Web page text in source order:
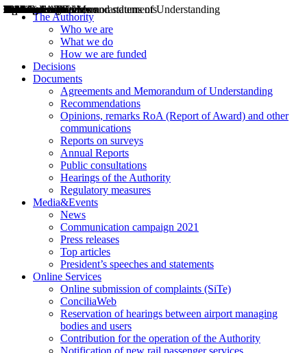
The Authority
Who we are
What we do
How we are funded
Decisions
Documents
Agreements and Memorandum of Understanding
Recommendations
Opinions, remarks RoA (Report of Award) and other
communications
Reports on surveys
Annual Reports
Public consultations
Hearings of the Authority
Regulatory measures
Media&Events
News
Communication campaign 2021
Press releases
Top articles
President’s speeches and statements
Online Services
Online submission of complaints (SiTe)
ConciliaWeb
Reservation of hearings between airport managing
bodies and users
Contribution for the operation of the Authority
Notification of new rail passenger services
Decisions
Opinions
Public consultations
Hearings
Recommendations
Agreements and Memorandums of Understanding
Relazioni annuali
Misure di regolazione
News
Press Releases
Bollettini ART
Convegni ART
President’s interviews
Top articles
President’s speeches and statements
2004
2005
2010
2013
2014
2015
2016
2017
2018
2019
202
2020
2021
2022
2023
2024
2025
2026
Aereo
Marittimo
Terrestre